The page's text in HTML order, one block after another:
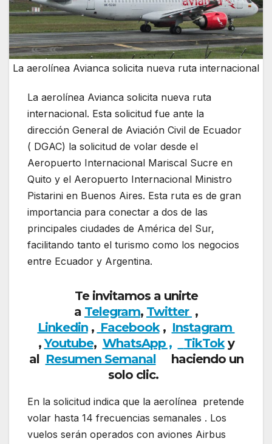
La aerolínea Avianca solicita nueva ruta internacional
La aerolínea Avianca solicita nueva ruta
internacional. Esta solicitud fue ante la
dirección General de Aviación Civil de Ecuador
( DGAC) la solicitud de volar desde el
Aeropuerto Internacional Mariscal Sucre en
Quito y el Aeropuerto Internacional Ministro
Pistarini en Buenos Aires. Esta ruta es de gran
importancia para conectar a dos de las
principales ciudades de América del Sur,
facilitando tanto el turismo como los negocios
entre Ecuador y Argentina.
Te invitamos a unirte
a Telegram, Twitter ,
Linkedin, Facebook, Instagram
,Youtube, WhatsApp , TikToky
al Resumen Semanalhaciendo un
solo clic.
En la solicitud indica que la aerolínea pretende
volar hasta 14 frecuencias semanales . Los
vuelos serán operados con aviones Airbus